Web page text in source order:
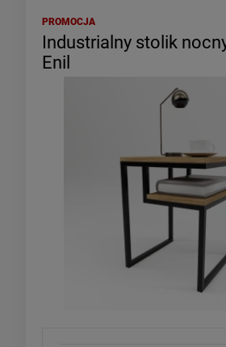
Industrialny stolik
Enil
PROMOCJA